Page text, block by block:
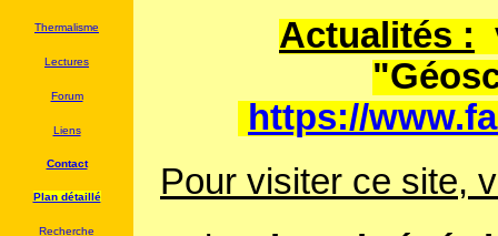
Thermalisme
Lectures
Forum
Liens
Contact
Plan détaillé
Recherche
Actualités :
https://
Pour visiter ce site,